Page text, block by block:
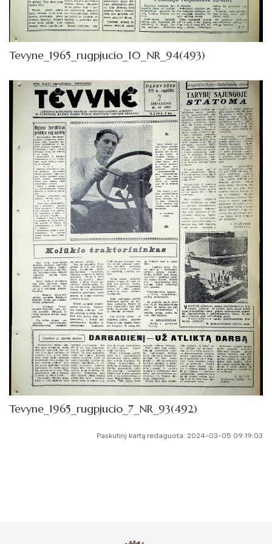
Tevyne_1965_rugpjucio_10_NR_94(493)
Tevyne_1965_rugpjucio_7_NR_93(492)
Paskutinį kartą redaguota: 2024-03-05 09:19:03